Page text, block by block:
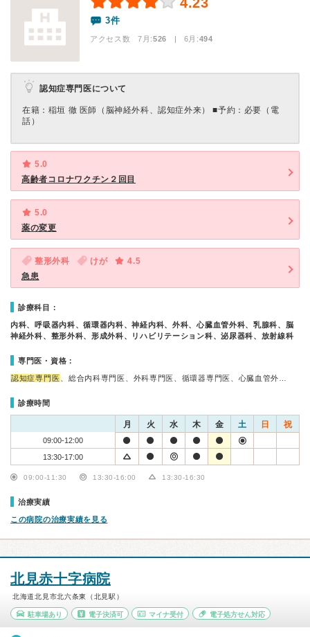
3件
アクセス数 7月:526 | 6月:494
認知症専門医について
在籍：稲垣 徹 医師（脳神経外科、認知症外来） ■予約：必要（電
話）
5.0
高齢者コロナワクチン２回目
5.0
薬の変更
整形外科 けが
4.5
急患
診療科目：
内科、呼吸器内科、循環器内科、神経内科、外科、心臓血管外科、乳腺科、脳
神経外科、整形外科、形成外科、リハビリテーション科、泌尿器科、放射線科
専門医・資格：
認知症専門医 、総合内科専門医、外科専門医、循環器専門医、心臓血管外…
診療時間
月 火 水 木 金 土 日 祝
09:00-12:00
13:30-17:00
09:00-11:30 13:30-16:00 13:30-16:30
治療実績
この病院の治療実績を見る
北見赤十字病院
北海道北見市北六条東（北見駅）
駐車場あり 電子決済可 マイナ受付 電子処方せん対応